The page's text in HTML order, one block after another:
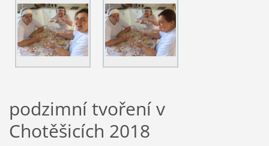
podzimní tvoření v
Chotěšicích 2018